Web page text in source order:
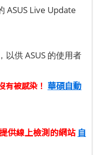
ASUS Live Update
以供 ASUS 的使用者
有被感染！ 華碩自動
供線上檢測的網站 自